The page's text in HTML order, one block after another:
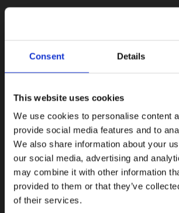
Consent Details
This website uses cookies
We use cookies to personalise content
provide social media features and to
We also share information about your
our social media, advertising and
may combine it with other information
provided to them or that they’ve
of their services.
Εγγραφείτε στο newsletter μας και
Ενδιαφέρομαι για:
Γυναικεία Ανδρικά
Εγγραφή
Με την εγγραφή σας, συμφωνείτε να